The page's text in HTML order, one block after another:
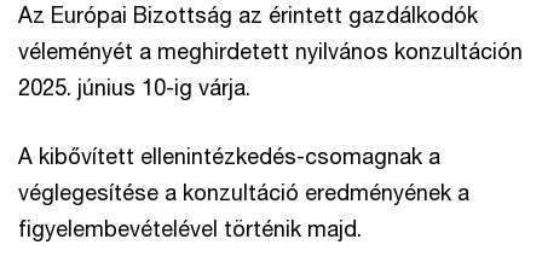
Az Európai Bizottság az érintett gazdálkodók
véleményét a meghirdetett nyilvános konzultáción
2025. június 10-ig várja.
A kibővített ellenintézkedés-csomagnak a
véglegesítése a konzultáció eredményének a
figyelembevételével történik majd.